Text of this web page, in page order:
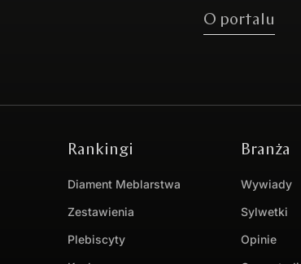
O portalu
Rankingi
Diament Meblarstwa
Zestawienia
Plebiscyty
Branża
Wywiady
Sylwetki
Opinie